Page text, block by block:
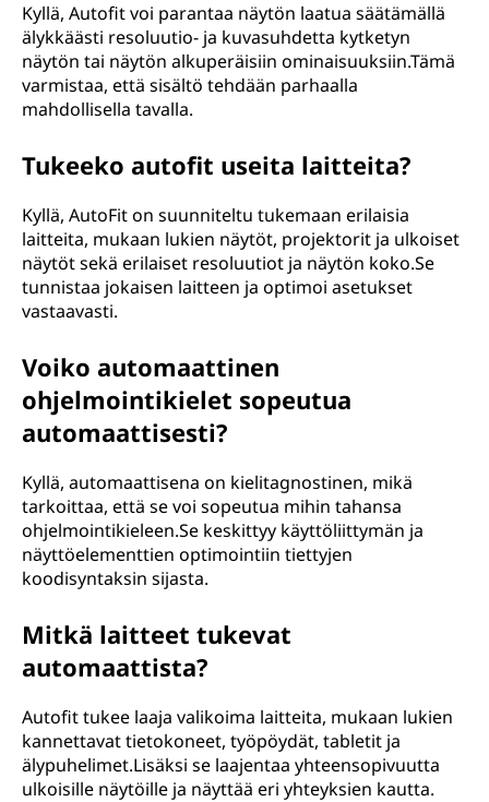
Kyllä, Autofit voi parantaa näytön laatua säätämällä
älykkäästi resoluutio- ja kuvasuhdetta kytketyn
näytön tai näytön alkuperäisiin ominaisuuksiin.Tämä
varmistaa, että sisältö tehdään parhaalla
mahdollisella tavalla.
Tukeeko autofit useita laitteita?
Kyllä, AutoFit on suunniteltu tukemaan erilaisia
laitteita, mukaan lukien näytöt, projektorit ja ulkoiset
näytöt sekä erilaiset resoluutiot ja näytön koko.Se
tunnistaa jokaisen laitteen ja optimoi asetukset
vastaavasti.
Voiko automaattinen
ohjelmointikielet sopeutua
automaattisesti?
Kyllä, automaattisena on kielitagnostinen, mikä
tarkoittaa, että se voi sopeutua mihin tahansa
ohjelmointikieleen.Se keskittyy käyttöliittymän ja
näyttöelementtien optimointiin tiettyjen
koodisyntaksin sijasta.
Mitkä laitteet tukevat
automaattista?
Autofit tukee laaja valikoima laitteita, mukaan lukien
kannettavat tietokoneet, työpöydät, tabletit ja
älypuhelimet.Lisäksi se laajentaa yhteensopivuutta
ulkoisille näytöille ja näyttää eri yhteyksien kautta.